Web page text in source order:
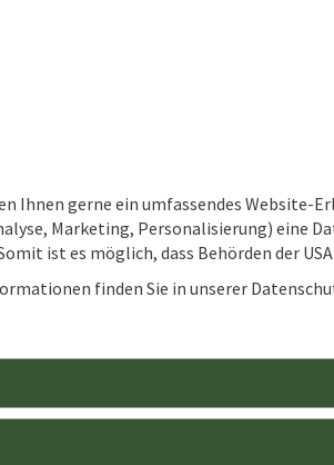
Ihnen gerne ein umfassendes Website-
Marketing, Personalisierung) eine
ist es möglich, dass Behörden der
finden Sie in unserer